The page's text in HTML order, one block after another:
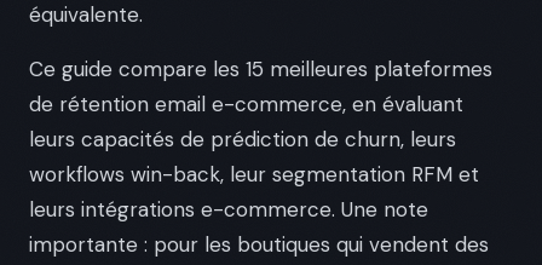
équivalente.
Ce guide compare les 15 meilleures plateformes
de rétention email e-commerce, en évaluant
leurs capacités de prédiction de churn, leurs
workflows win-back, leur segmentation RFM et
leurs intégrations e-commerce. Une note
importante : pour les boutiques qui vendent des